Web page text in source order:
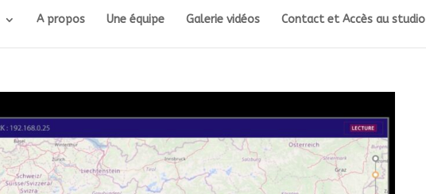
A propos Une équipe Galerie vidéos Contact et Accès au studio